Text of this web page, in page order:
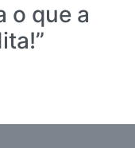
o que a